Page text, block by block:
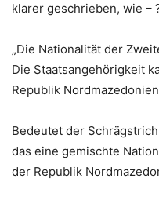
klarer geschrieben, wie –
„Die Nationalität der
Die Staatsangehörigkeit
Republik
Bedeutet der Schrägstrich
das eine gemischte
der Republik